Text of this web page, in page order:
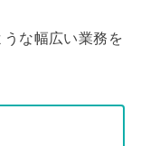
な幅広い業務を